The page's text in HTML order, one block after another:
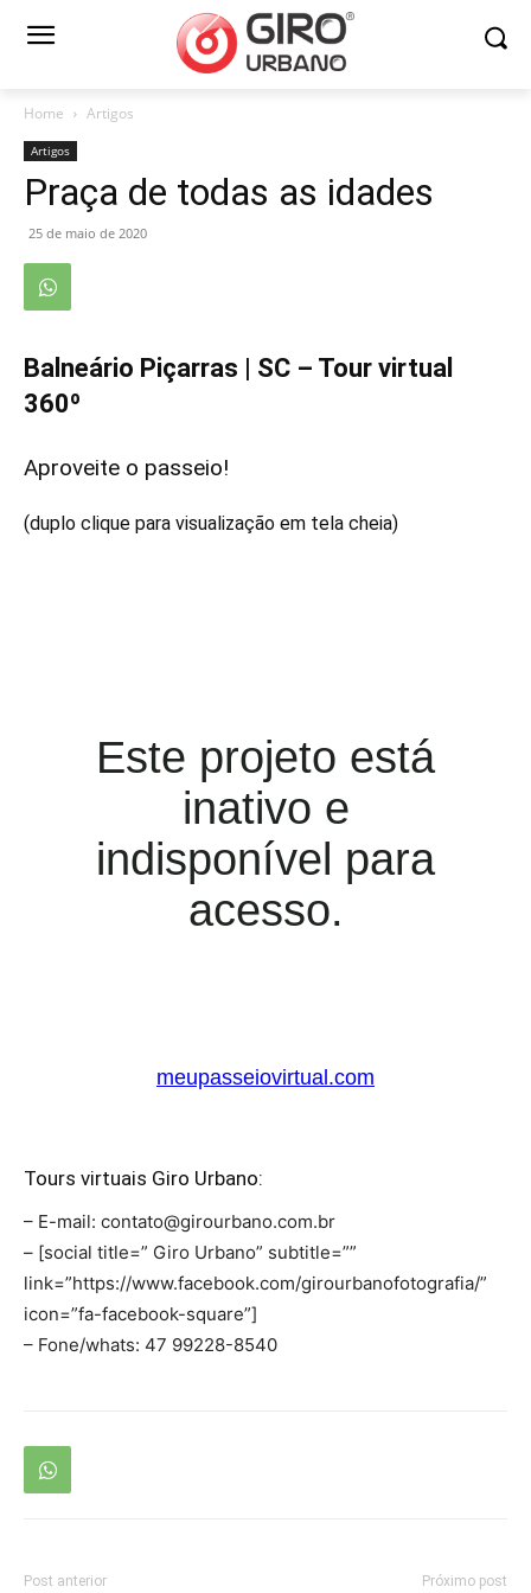
Home Artigos
Artigos
Praça de todas as idades
25 de maio de 2020
Balneário Piçarras | SC – Tour virtual
360º
Aproveite o passeio!
(duplo clique para visualização em tela cheia)
Tours virtuais Giro Urbano:
– E-mail: contato@girourbano.com.br
– [social title=” Giro Urbano” subtitle=””
link=”https://www.facebook.com/girourbanofotografia/”
icon=”fa-facebook-square”]
– Fone/whats: 47 99228-8540
Post anterior Próximo post